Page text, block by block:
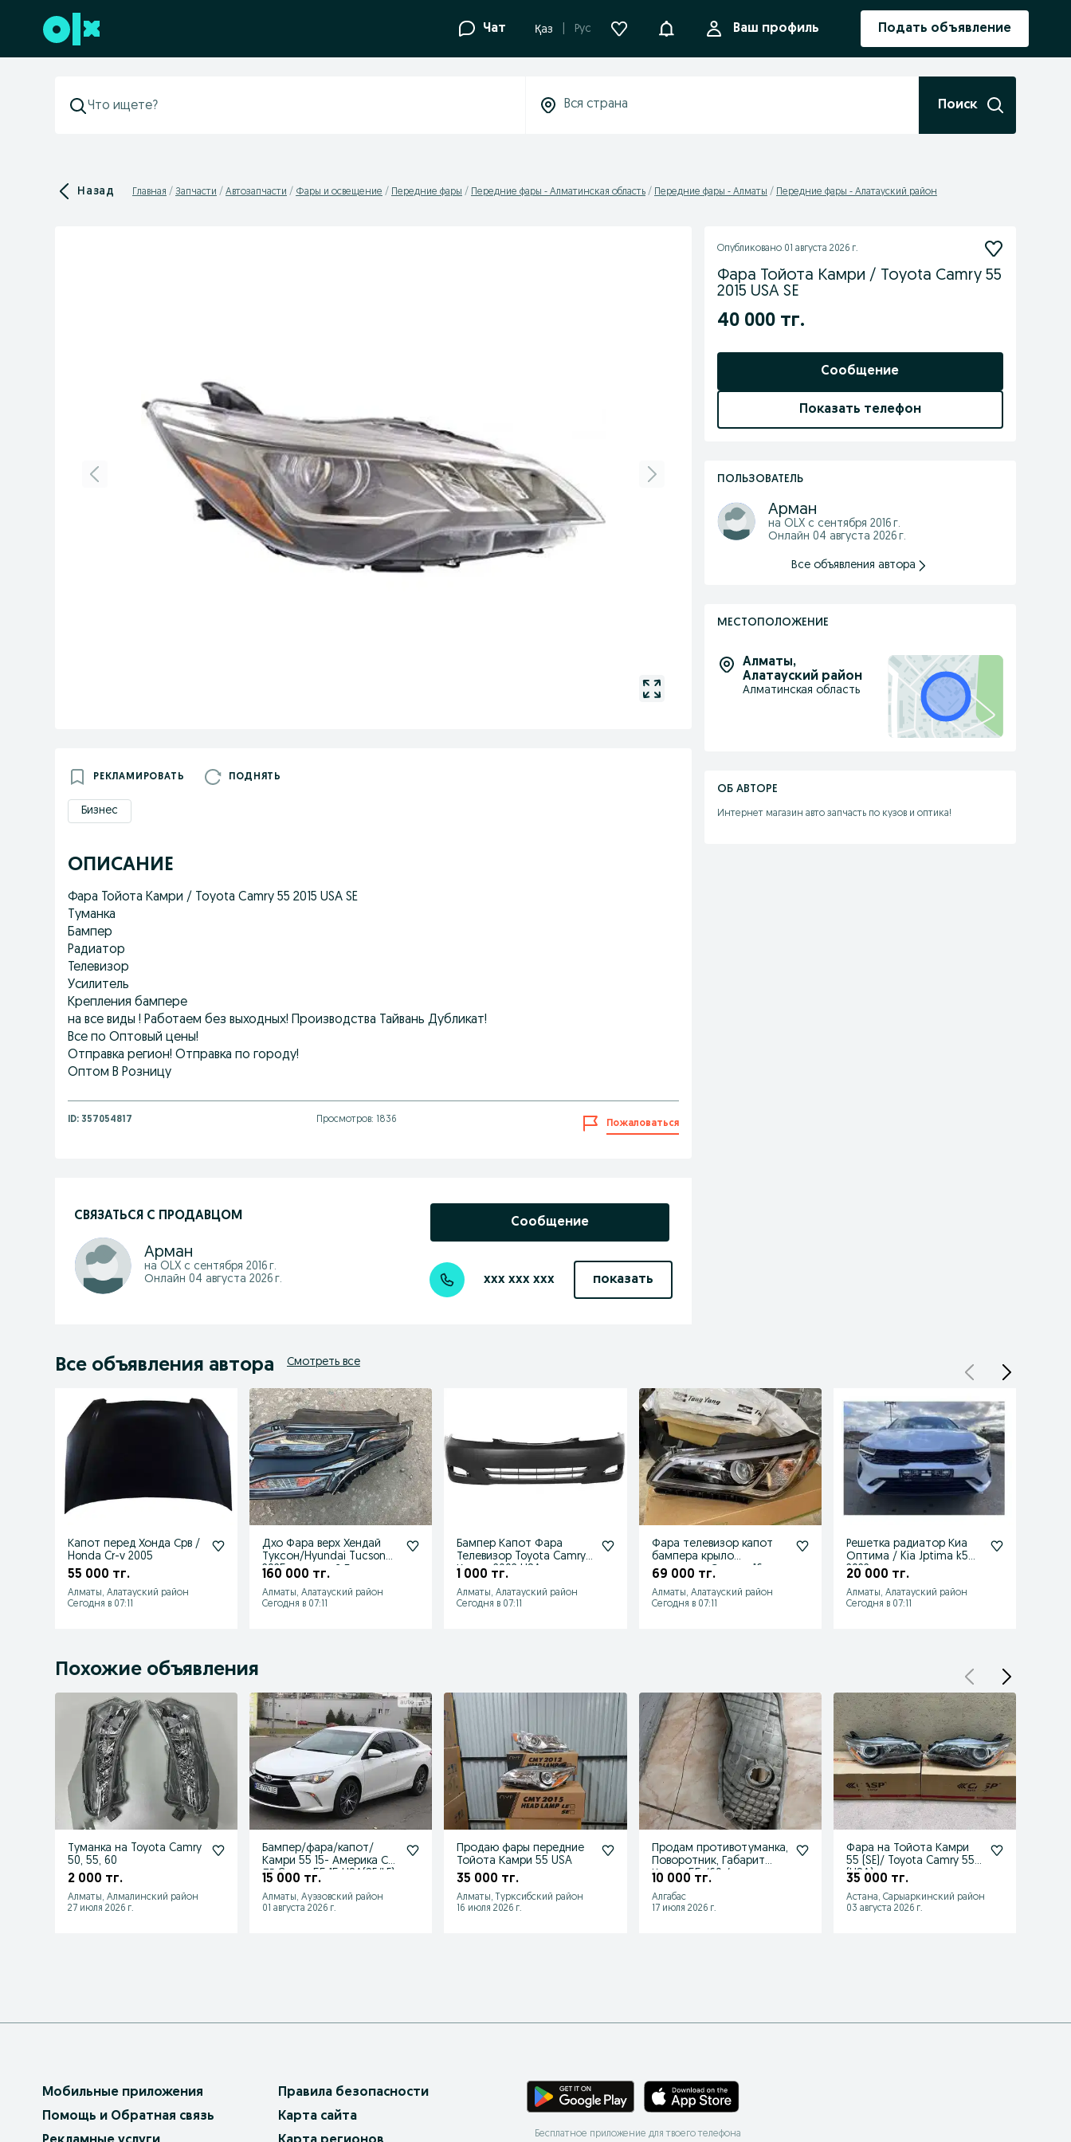
Перейти к нижнему колонтитулу Чат Қаз Рус УведомленияВаш профиль Подать объявление
Поиск
Назад Главная Запчасти Автозапчасти Фары и освещение Передние фары Передние фары - Алматинская область Передние фары - Алматы Передние фары - Алатауский район
РЕКЛАМИРОВАТЬ ПОДНЯТЬ
Бизнес
ОПИСАНИЕ
Фара Тойота Камри / Toyota Camry 55 2015 USA SE
Туманка
Бампер
Радиатор
Телевизор
Усилитель
Крепления бампере
на все виды ! Работаем без выходных! Производства Тайвань Дубликат!
Все по Оптовый цены!
Отправка регион! Отправка по городу!
Оптом В Розницу
ID: 357054817 Просмотров: 1836 Пожаловаться
СВЯЗАТЬСЯ С ПРОДАВЦОМ
Арман
на OLX с сентября 2016 г.
Онлайн 04 августа 2026 г.
Сообщение
xxx xxx xxx показать
Опубликовано 01 августа 2026 г.
Фара Тойота Камри / Toyota Camry 55
2015 USA SE
40 000 тг.
Сообщение
Показать телефон
ПОЛЬЗОВАТЕЛЬ
Арман
на OLX с сентября 2016 г.
Онлайн 04 августа 2026 г.
Все объявления автора
МЕСТОПОЛОЖЕНИЕ
Алматы,
Алатауский район
Алматинская область
ОБ АВТОРЕ
Интернет магазин авто запчасть по кузов и оптика!
Все объявления автора Смотреть все
Капот перед Хонда Срв /
Honda Cr-v 2005
55 000 тг.
Алматы, Алатауский район
Сегодня в 07:11
Дхо Фара верх Хендай
Туксон/Hyundai Tucson
2025 г светлый Бу
160 000 тг.
Алматы, Алатауский район
Сегодня в 07:11
Бампер Капот Фара
Телевизор Toyota Camry/
Камри 2002 USA
1 000 тг.
Алматы, Алатауский район
Сегодня в 07:11
Фара телевизор капот
бампера крыло
усилитель Соната 16
69 000 тг.
Алматы, Алатауский район
Сегодня в 07:11
Решетка радиатор Киа
Оптима / Kia Jptima k5
2022
20 000 тг.
Алматы, Алатауский район
Сегодня в 07:11
Похожие объявления
Туманка на Toyota Camry
50, 55, 60
2 000 тг.
Алматы, Алмалинский район
27 июля 2026 г.
Бампер/фара/капот/
Камри 55 15- Америка СЕ/
ЛЕ Camry 55 15 USA(SE/LE)
15 000 тг.
Алматы, Ауэзовский район
01 августа 2026 г.
Продаю фары передние
Тойота Камри 55 USA
35 000 тг.
Алматы, Турксибский район
16 июля 2026 г.
Продам противотуманка,
Поворотник, Габарит
Камри 55 /60 /
10 000 тг.
Алгабас
17 июля 2026 г.
Фара на Тойота Камри
55 (SE)/ Toyota Camry 55
(USA)
35 000 тг.
Астана, Сарыаркинский район
03 августа 2026 г.
Мобильные приложения
Помощь и Обратная связь
Правила безопасности
Карта сайта
Бесплатное приложение для твоего телефона